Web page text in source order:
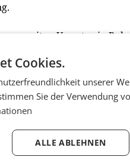
Umsatz ein
Ergebnis: Das
Zeitraum 2021 an, das
Holding weiter davon
€ liegen wird.
Cookies.
unserer
Sie der Verwendung
ALLE ABLEHNEN